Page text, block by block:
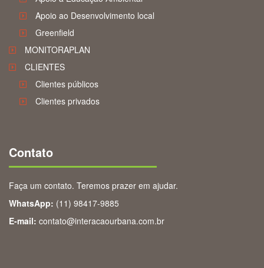
Apoio ao Desenvolvimento local
Greenfield
MONITORAPLAN
CLIENTES
Clientes públicos
Clientes privados
Contato
Faça um contato. Teremos prazer em ajudar.
WhatsApp: (11) 98417-9885
E-mail: contato@interacaourbana.com.br